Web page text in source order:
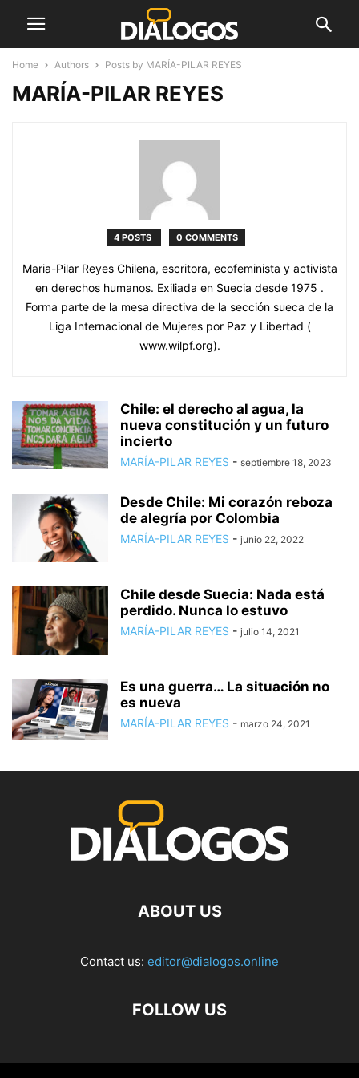
Home Authors Posts by MARÍA-PILAR REYES
MARÍA-PILAR REYES
4 POSTS 0 COMMENTS
Maria-Pilar Reyes Chilena, escritora, ecofeminista y activista
en derechos humanos. Exiliada en Suecia desde 1975 .
Forma parte de la mesa directiva de la sección sueca de la
Liga Internacional de Mujeres por Paz y Libertad (
www.wilpf.org).
Chile: el derecho al agua, la
nueva constitución y un futuro
incierto
MARÍA-PILAR REYES - septiembre 18, 2023
Desde Chile: Mi corazón reboza
de alegría por Colombia
MARÍA-PILAR REYES - junio 22, 2022
Chile desde Suecia: Nada está
perdido. Nunca lo estuvo
MARÍA-PILAR REYES - julio 14, 2021
Es una guerra… La situación no
es nueva
MARÍA-PILAR REYES - marzo 24, 2021
ABOUT US
Contact us: editor@dialogos.online
FOLLOW US